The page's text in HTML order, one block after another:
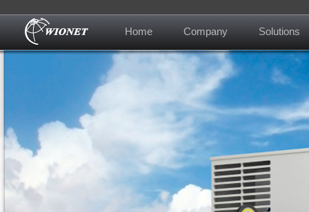
Home Company Solutions
About us
Contact